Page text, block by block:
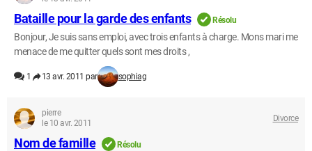
Bataille pour la garde des enfants Résolu
Bonjour, Je suis sans emploi, avec trois enfants à charge. Mons mari me
menace de me quitter quels sont mes droits ,
1 13 avr. 2011 par sophiag
pierre
le 10 avr. 2011
Divorce
Nom de famille Résolu